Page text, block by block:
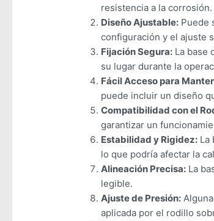
resistencia a la corrosión.
Diseño Ajustable: Puede
configuración y el ajuste
Fijación Segura: La base
su lugar durante la
Fácil Acceso para
puede incluir un diseño
Compatibilidad con el
garantizar un
Estabilidad y Rigidez: La
lo que podría afectar la
Alineación Precisa: La
legible.
Ajuste de Presión:
aplicada por el rodillo